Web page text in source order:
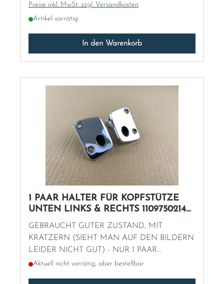
Preise inkl. MwSt. zzgl. Versandkosten
Artikel vorrätig
In den Warenkorb
1 PAAR HALTER FÜR KOPFSTÜTZE
UNTEN LINKS & RECHTS 1109750214
W120 W110 W111 u.a.
GEBRAUCHT GUTER ZUSTAND, MIT
KRATZERN (SIEHT MAN AUF DEN BILDERN
LEIDER NICHT GUT) - NUR 1 PAAR
ERHÄLTLICH!
Aktuell nicht vorrätig, aber bestellbar
Italia
Macedonia
Malta
Montenegro
Netherlands
Österreich